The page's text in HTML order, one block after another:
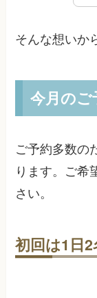
そんな想いか
今月のご
ご予約多数の
ります。ご希
さい。
初回は1日